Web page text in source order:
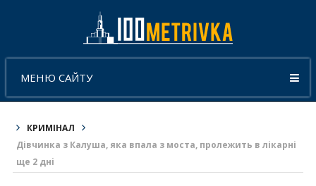
МЕНЮ САЙТУ
КРИМІНАЛ
Дівчинка з Калуша, яка впала з моста, пролежить в лікарні
ще 2 дні